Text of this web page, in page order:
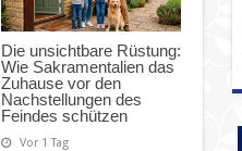
Die unsichtbare Rüstung:
Wie Sakramentalien das
Zuhause vor den
Nachstellungen des
Feindes schützen
Vor 1 Tag